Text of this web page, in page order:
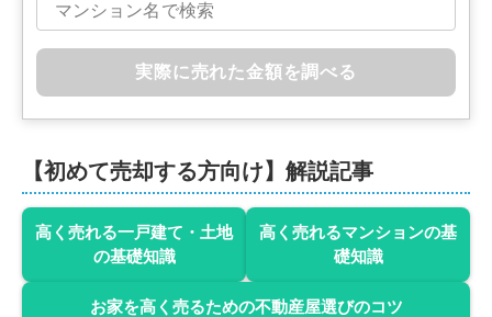
実際に売れた金額を調べる
【初めて売却する方向け】解説記事
高く売れる一戸建て・土地
の基礎知識
高く売れるマンションの基
礎知識
お家を高く売るための不動産屋選びのコツ